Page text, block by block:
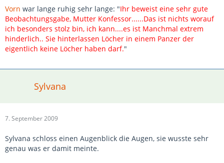
Vorn war lange ruhig sehr lange: "Ihr beweist eine sehr gute
Beobachtungsgabe, Mutter Konfessor......Das ist nichts worauf
ich besonders stolz bin, ich kann....es ist Manchmal extrem
hinderlich.. Sie hinterlassen Löcher in einem Panzer der
eigentlich keine Löcher haben darf."
Sylvana
7. September 2009
Sylvana schloss einen Augenblick die Augen, sie wusste sehr
genau was er damit meinte.